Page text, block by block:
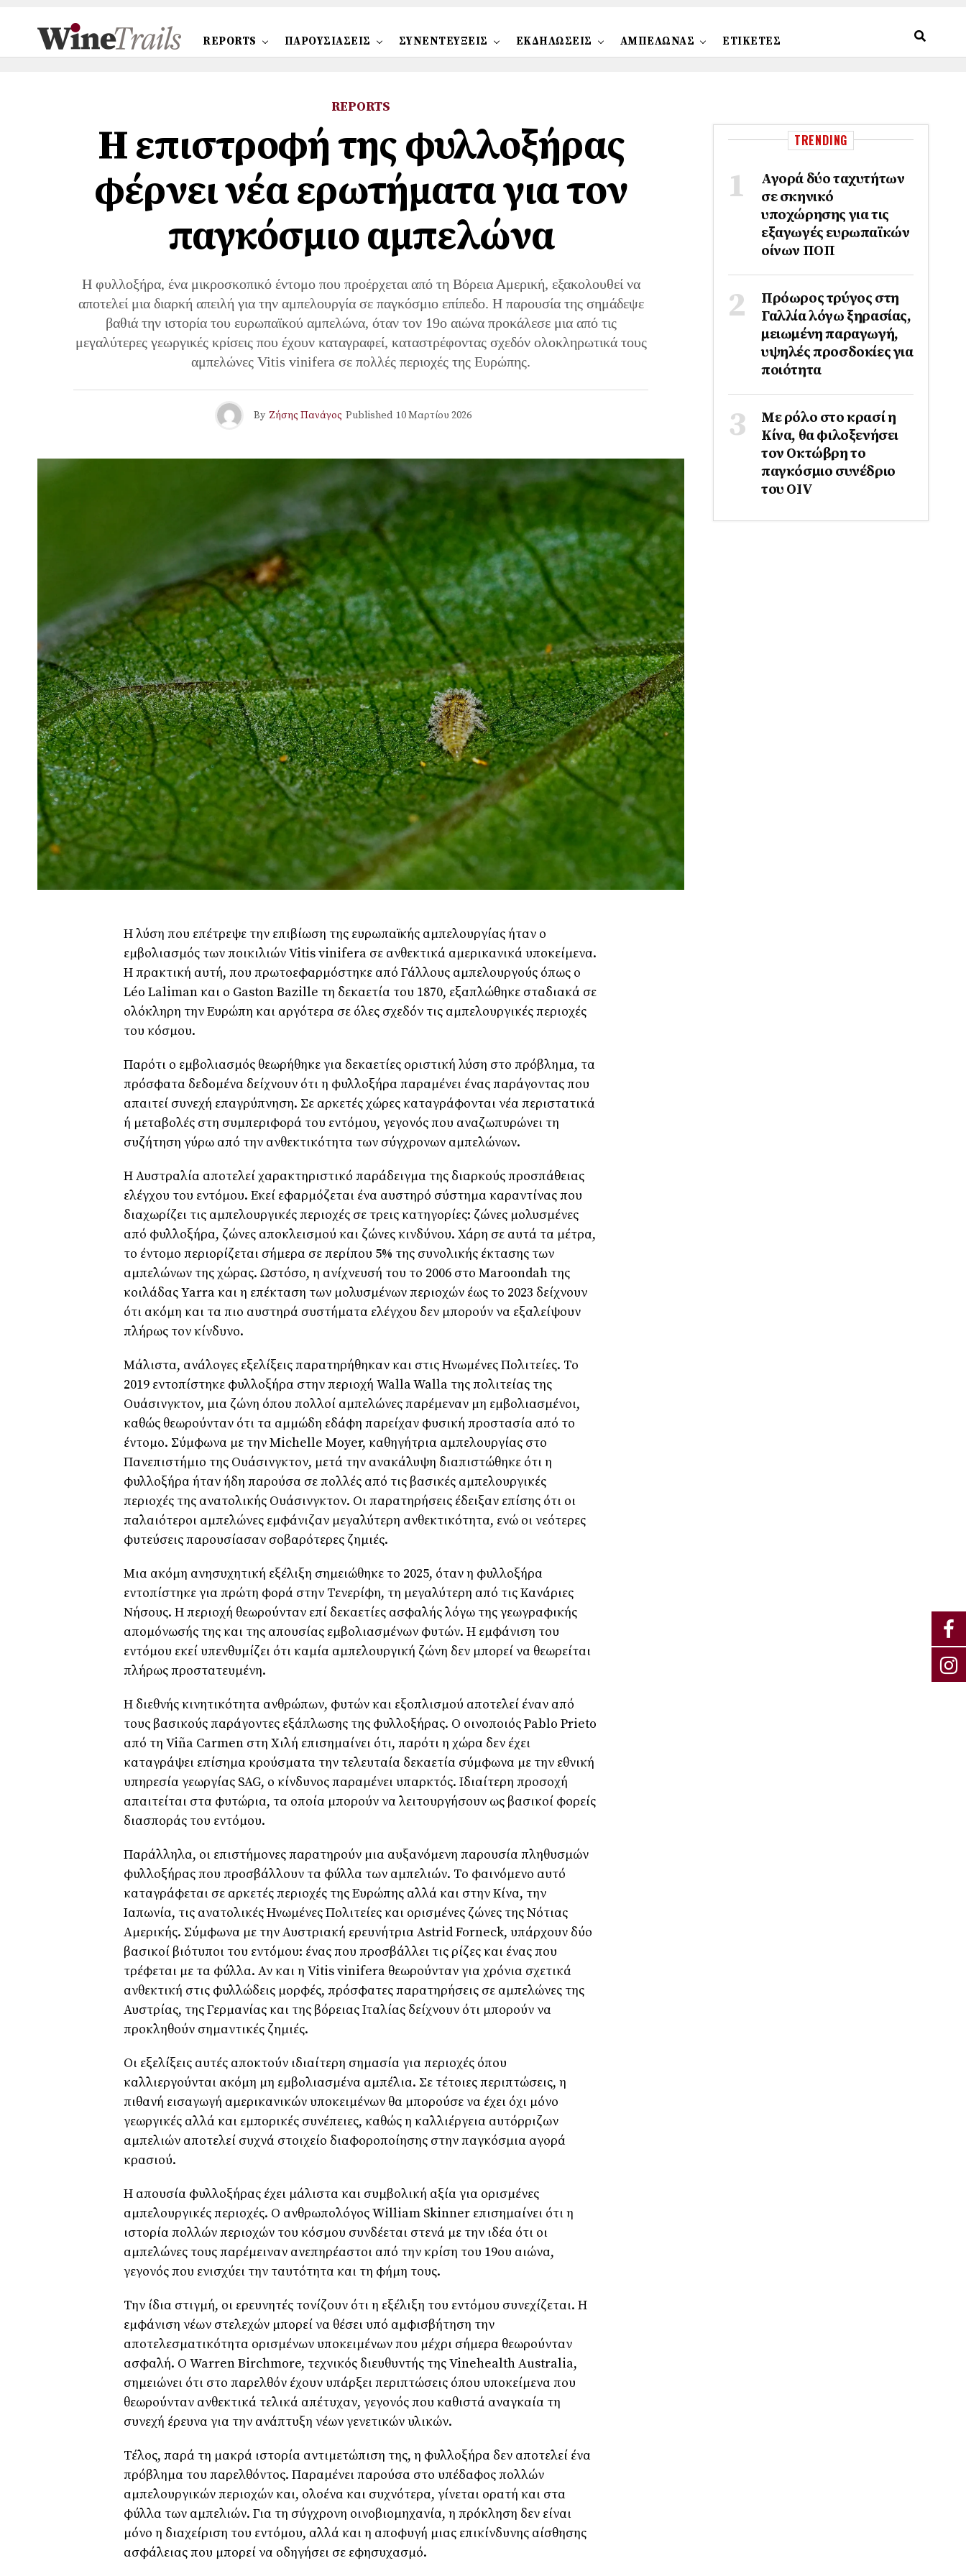
REPORTS ΠΑΡΟΥΣΙΑΣΕΙΣ ΣΥΝΕΝΤΕΥΞΕΙΣ ΕΚΔΗΛΩΣΕΙΣ ΑΜΠΕΛΩΝΑΣ ΕΤΙΚΕΤΕΣ
REPORTS
Η επιστροφή της φυλλοξήρας
φέρνει νέα ερωτήματα για τον
παγκόσμιο αμπελώνα
Η φυλλοξήρα, ένα μικροσκοπικό έντομο που προέρχεται από τη Βόρεια Αμερική, εξακολουθεί να
αποτελεί μια διαρκή απειλή για την αμπελουργία σε παγκόσμιο επίπεδο. Η παρουσία της σημάδεψε
βαθιά την ιστορία του ευρωπαϊκού αμπελώνα, όταν τον 19ο αιώνα προκάλεσε μια από τις
μεγαλύτερες γεωργικές κρίσεις που έχουν καταγραφεί, καταστρέφοντας σχεδόν ολοκληρωτικά τους
αμπελώνες Vitis vinifera σε πολλές περιοχές της Ευρώπης.
By Ζήσης Πανάγος Published 10 Μαρτίου 2026
Η λύση που επέτρεψε την επιβίωση της ευρωπαϊκής αμπελουργίας ήταν ο
εμβολιασμός των ποικιλιών Vitis vinifera σε ανθεκτικά αμερικανικά υποκείμενα.
Η πρακτική αυτή, που πρωτοεφαρμόστηκε από Γάλλους αμπελουργούς όπως ο
Léo Laliman και ο Gaston Bazille τη δεκαετία του 1870, εξαπλώθηκε σταδιακά σε
ολόκληρη την Ευρώπη και αργότερα σε όλες σχεδόν τις αμπελουργικές περιοχές
του κόσμου.
Παρότι ο εμβολιασμός θεωρήθηκε για δεκαετίες οριστική λύση στο πρόβλημα, τα
πρόσφατα δεδομένα δείχνουν ότι η φυλλοξήρα παραμένει ένας παράγοντας που
απαιτεί συνεχή επαγρύπνηση. Σε αρκετές χώρες καταγράφονται νέα περιστατικά
ή μεταβολές στη συμπεριφορά του εντόμου, γεγονός που αναζωπυρώνει τη
συζήτηση γύρω από την ανθεκτικότητα των σύγχρονων αμπελώνων.
Η Αυστραλία αποτελεί χαρακτηριστικό παράδειγμα της διαρκούς προσπάθειας
ελέγχου του εντόμου. Εκεί εφαρμόζεται ένα αυστηρό σύστημα καραντίνας που
διαχωρίζει τις αμπελουργικές περιοχές σε τρεις κατηγορίες: ζώνες μολυσμένες
από φυλλοξήρα, ζώνες αποκλεισμού και ζώνες κινδύνου. Χάρη σε αυτά τα μέτρα,
το έντομο περιορίζεται σήμερα σε περίπου 5% της συνολικής έκτασης των
αμπελώνων της χώρας. Ωστόσο, η ανίχνευσή του το 2006 στο Maroondah της
κοιλάδας Yarra και η επέκταση των μολυσμένων περιοχών έως το 2023 δείχνουν
ότι ακόμη και τα πιο αυστηρά συστήματα ελέγχου δεν μπορούν να εξαλείψουν
πλήρως τον κίνδυνο.
Μάλιστα, ανάλογες εξελίξεις παρατηρήθηκαν και στις Ηνωμένες Πολιτείες. Το
2019 εντοπίστηκε φυλλοξήρα στην περιοχή Walla Walla της πολιτείας της
Ουάσινγκτον, μια ζώνη όπου πολλοί αμπελώνες παρέμεναν μη εμβολιασμένοι,
καθώς θεωρούνταν ότι τα αμμώδη εδάφη παρείχαν φυσική προστασία από το
έντομο. Σύμφωνα με την Michelle Moyer, καθηγήτρια αμπελουργίας στο
Πανεπιστήμιο της Ουάσινγκτον, μετά την ανακάλυψη διαπιστώθηκε ότι η
φυλλοξήρα ήταν ήδη παρούσα σε πολλές από τις βασικές αμπελουργικές
περιοχές της ανατολικής Ουάσινγκτον. Οι παρατηρήσεις έδειξαν επίσης ότι οι
παλαιότεροι αμπελώνες εμφάνιζαν μεγαλύτερη ανθεκτικότητα, ενώ οι νεότερες
φυτεύσεις παρουσίασαν σοβαρότερες ζημιές.
Μια ακόμη ανησυχητική εξέλιξη σημειώθηκε το 2025, όταν η φυλλοξήρα
εντοπίστηκε για πρώτη φορά στην Τενερίφη, τη μεγαλύτερη από τις Κανάριες
Νήσους. Η περιοχή θεωρούνταν επί δεκαετίες ασφαλής λόγω της γεωγραφικής
απομόνωσής της και της απουσίας εμβολιασμένων φυτών. Η εμφάνιση του
εντόμου εκεί υπενθυμίζει ότι καμία αμπελουργική ζώνη δεν μπορεί να θεωρείται
πλήρως προστατευμένη.
Η διεθνής κινητικότητα ανθρώπων, φυτών και εξοπλισμού αποτελεί έναν από
τους βασικούς παράγοντες εξάπλωσης της φυλλοξήρας. Ο οινοποιός Pablo Prieto
από τη Viña Carmen στη Χιλή επισημαίνει ότι, παρότι η χώρα δεν έχει
καταγράψει επίσημα κρούσματα την τελευταία δεκαετία σύμφωνα με την εθνική
υπηρεσία γεωργίας SAG, ο κίνδυνος παραμένει υπαρκτός. Ιδιαίτερη προσοχή
απαιτείται στα φυτώρια, τα οποία μπορούν να λειτουργήσουν ως βασικοί φορείς
διασποράς του εντόμου.
Παράλληλα, οι επιστήμονες παρατηρούν μια αυξανόμενη παρουσία πληθυσμών
φυλλοξήρας που προσβάλλουν τα φύλλα των αμπελιών. Το φαινόμενο αυτό
καταγράφεται σε αρκετές περιοχές της Ευρώπης αλλά και στην Κίνα, την
Ιαπωνία, τις ανατολικές Ηνωμένες Πολιτείες και ορισμένες ζώνες της Νότιας
Αμερικής. Σύμφωνα με την Αυστριακή ερευνήτρια Astrid Forneck, υπάρχουν δύο
βασικοί βιότυποι του εντόμου: ένας που προσβάλλει τις ρίζες και ένας που
τρέφεται με τα φύλλα. Αν και η Vitis vinifera θεωρούνταν για χρόνια σχετικά
ανθεκτική στις φυλλώδεις μορφές, πρόσφατες παρατηρήσεις σε αμπελώνες της
Αυστρίας, της Γερμανίας και της βόρειας Ιταλίας δείχνουν ότι μπορούν να
προκληθούν σημαντικές ζημιές.
Οι εξελίξεις αυτές αποκτούν ιδιαίτερη σημασία για περιοχές όπου
καλλιεργούνται ακόμη μη εμβολιασμένα αμπέλια. Σε τέτοιες περιπτώσεις, η
πιθανή εισαγωγή αμερικανικών υποκειμένων θα μπορούσε να έχει όχι μόνο
γεωργικές αλλά και εμπορικές συνέπειες, καθώς η καλλιέργεια αυτόρριζων
αμπελιών αποτελεί συχνά στοιχείο διαφοροποίησης στην παγκόσμια αγορά
κρασιού.
Η απουσία φυλλοξήρας έχει μάλιστα και συμβολική αξία για ορισμένες
αμπελουργικές περιοχές. Ο ανθρωπολόγος William Skinner επισημαίνει ότι η
ιστορία πολλών περιοχών του κόσμου συνδέεται στενά με την ιδέα ότι οι
αμπελώνες τους παρέμειναν ανεπηρέαστοι από την κρίση του 19ου αιώνα,
γεγονός που ενισχύει την ταυτότητα και τη φήμη τους.
Την ίδια στιγμή, οι ερευνητές τονίζουν ότι η εξέλιξη του εντόμου συνεχίζεται. Η
εμφάνιση νέων στελεχών μπορεί να θέσει υπό αμφισβήτηση την
αποτελεσματικότητα ορισμένων υποκειμένων που μέχρι σήμερα θεωρούνταν
ασφαλή. Ο Warren Birchmore, τεχνικός διευθυντής της Vinehealth Australia,
σημειώνει ότι στο παρελθόν έχουν υπάρξει περιπτώσεις όπου υποκείμενα που
θεωρούνταν ανθεκτικά τελικά απέτυχαν, γεγονός που καθιστά αναγκαία τη
συνεχή έρευνα για την ανάπτυξη νέων γενετικών υλικών.
Τέλος, παρά τη μακρά ιστορία αντιμετώπιση της, η φυλλοξήρα δεν αποτελεί ένα
πρόβλημα του παρελθόντος. Παραμένει παρούσα στο υπέδαφος πολλών
αμπελουργικών περιοχών και, ολοένα και συχνότερα, γίνεται ορατή και στα
φύλλα των αμπελιών. Για τη σύγχρονη οινοβιομηχανία, η πρόκληση δεν είναι
μόνο η διαχείριση του εντόμου, αλλά και η αποφυγή μιας επικίνδυνης αίσθησης
ασφάλειας που μπορεί να οδηγήσει σε εφησυχασμό.
TRENDING
Αγορά δύο ταχυτήτων
σε σκηνικό
υποχώρησης για τις
εξαγωγές ευρωπαϊκών
οίνων ΠΟΠ
Πρόωρος τρύγος στη
Γαλλία λόγω ξηρασίας,
μειωμένη παραγωγή,
υψηλές προσδοκίες για
ποιότητα
Με ρόλο στο κρασί η
Κίνα, θα φιλοξενήσει
τον Οκτώβρη το
παγκόσμιο συνέδριο
του ΟΙV